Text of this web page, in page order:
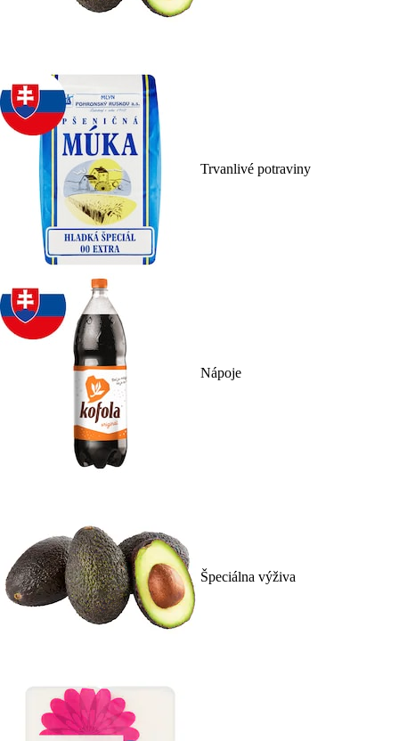
Trvanlivé potraviny
Nápoje
Špeciálna výživa